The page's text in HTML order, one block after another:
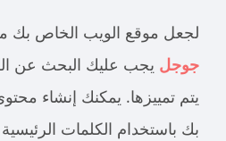
لجعل موقع الويب الخاص بك
جوجليجب عليك البحث عن
يتم تمييزها. يمكنك إنشاء
بك باستخدام الكلمات الرئيسية